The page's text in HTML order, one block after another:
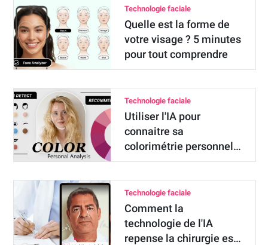
Technologie faciale
Quelle est la forme de
votre visage ? 5 minutes
pour tout comprendre
Technologie faciale
Utiliser l'IA pour
connaitre sa
colorimétrie personnel…
Technologie faciale
Comment la
technologie de l'IA
repense la chirurgie es…